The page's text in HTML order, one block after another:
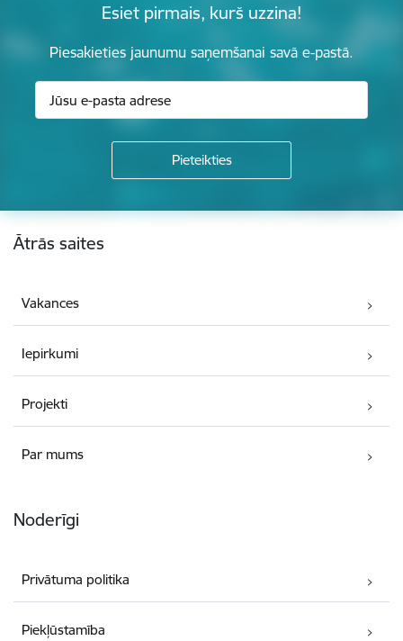
Esiet pirmais, kurš uzzina!
Piesakieties jaunumu saņemšanai savā e-pastā.
Kājene
Ātrās saites
Vakances
Iepirkumi
Projekti
Par mums
Noderīgi
Privātuma politika
Piekļūstamība